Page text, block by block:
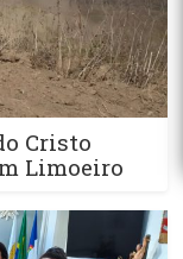
Cristo
Limoeiro